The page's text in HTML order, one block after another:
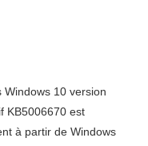
10 version
KB5006670 est
à partir de Windows